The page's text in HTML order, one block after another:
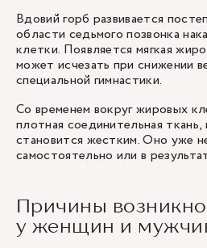
Вдовий горб развивается
области седьмого позвонка
клетки. Появляется мягкая
может исчезать при снижении
специальной гимнастики.
Со временем вокруг жировых
плотная соединительная
становится жестким. Оно уже
самостоятельно или в
Причины
у женщин и